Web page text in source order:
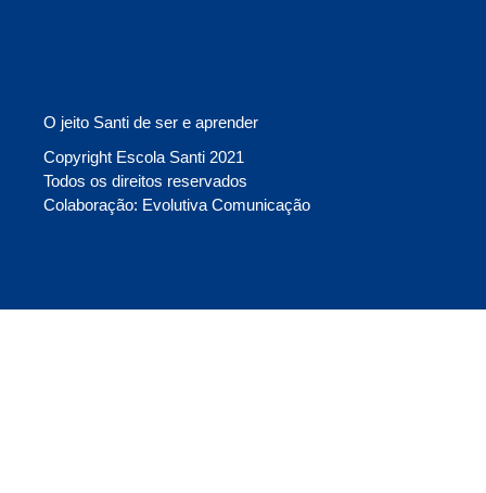
O jeito Santi de ser e aprender
Copyright Escola Santi 2021
Todos os direitos reservados
Colaboração: Evolutiva Comunicação